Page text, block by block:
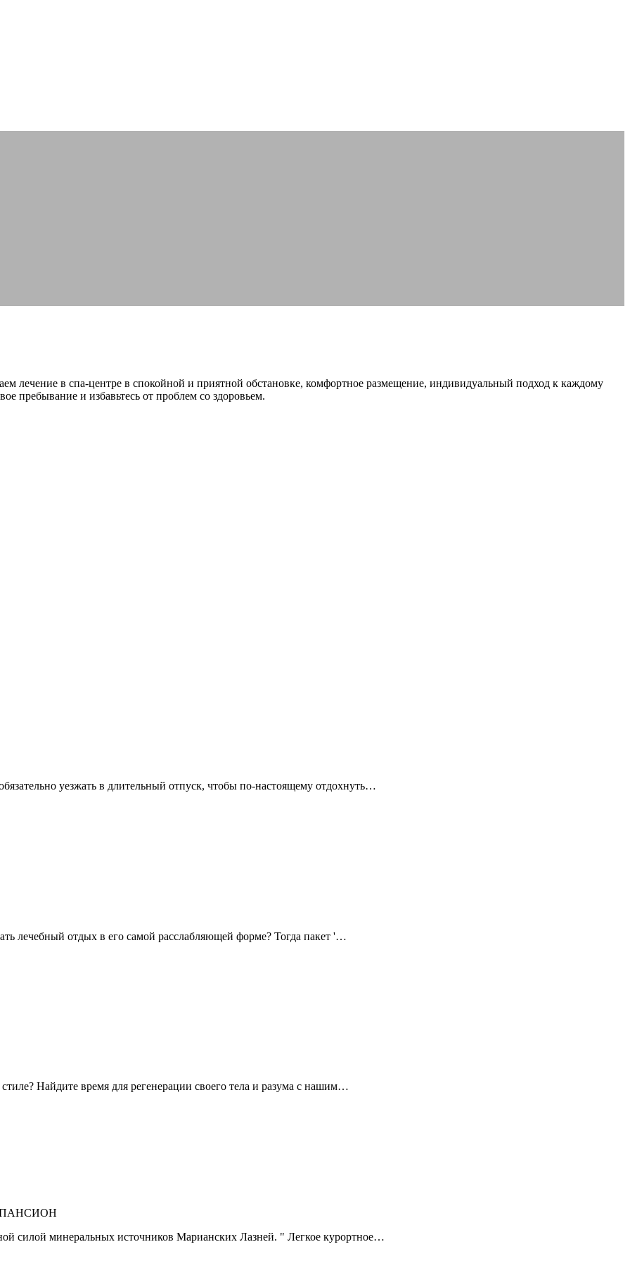
лечение в спа-центре в спокойной и приятной обстановке, комфортное размещение, индивидуальный подход к каждому
пребывание и избавьтесь от проблем со здоровьем.
уезжать в длительный отпуск, чтобы по-настоящему отдохнуть…
лечебный отдых в его самой расслабляющей форме? Тогда пакет '…
Найдите время для регенерации своего тела и разума с нашим…
ПАНСИОН
силой минеральных источников Марианских Лазней. " Легкое курортное…